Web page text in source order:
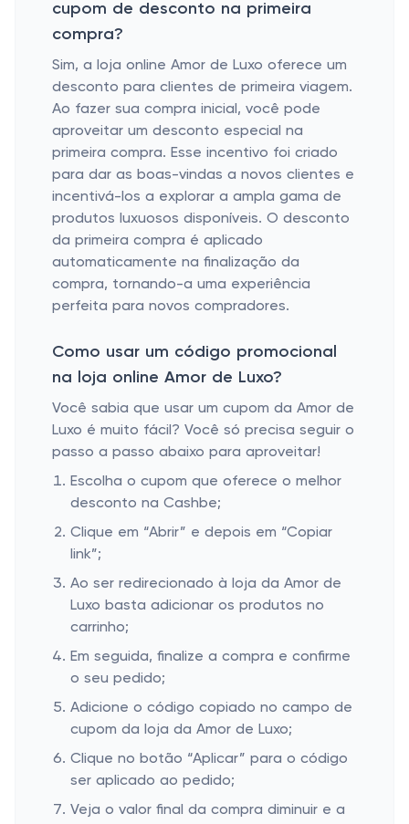
cupom de desconto na primeira
compra?
Sim, a loja online Amor de Luxo oferece um
desconto para clientes de primeira viagem.
Ao fazer sua compra inicial, você pode
aproveitar um desconto especial na
primeira compra. Esse incentivo foi criado
para dar as boas-vindas a novos clientes e
incentivá-los a explorar a ampla gama de
produtos luxuosos disponíveis. O desconto
da primeira compra é aplicado
automaticamente na finalização da
compra, tornando-a uma experiência
perfeita para novos compradores.
Como usar um código promocional
na loja online Amor de Luxo?
Você sabia que usar um cupom da Amor de
Luxo é muito fácil? Você só precisa seguir o
passo a passo abaixo para aproveitar!
Escolha o cupom que oferece o melhor
desconto na Cashbe;
Clique em “Abrir” e depois em “Copiar
link”;
Ao ser redirecionado à loja da Amor de
Luxo basta adicionar os produtos no
carrinho;
Em seguida, finalize a compra e confirme
o seu pedido;
Adicione o código copiado no campo de
cupom da loja da Amor de Luxo;
Clique no botão “Aplicar” para o código
ser aplicado ao pedido;
Veja o valor final da compra diminuir e a